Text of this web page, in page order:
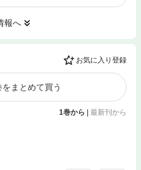
報へ
お気に入り登録
まとめて買う
1巻から 最新刊から